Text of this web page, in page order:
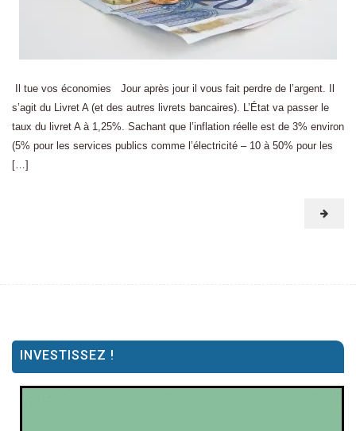
Il tue vos économies Jour après jour il vous fait perdre de l’argent. Il
s’agit du Livret A (et des autres livrets bancaires). L’État va passer le
taux du livret A à 1,25%. Sachant que l’inflation réelle est de 3% environ
(5% pour les services publics comme l’électricité – 10 à 50% pour les
[…]
INVESTISSEZ !